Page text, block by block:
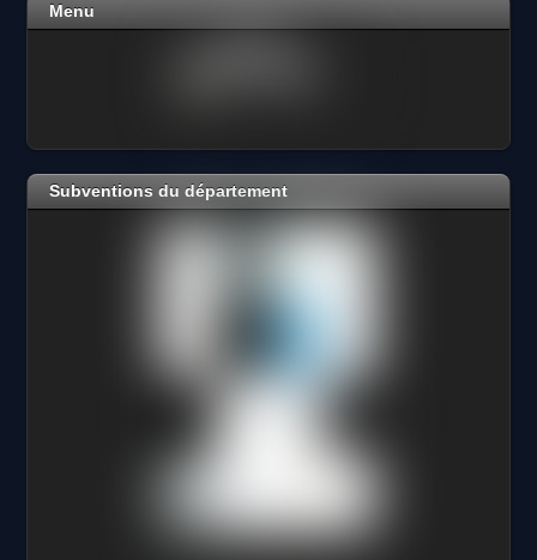
Menu
Subventions du département